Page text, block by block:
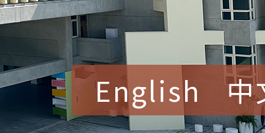
English 中
賀！本校參加桃園市中